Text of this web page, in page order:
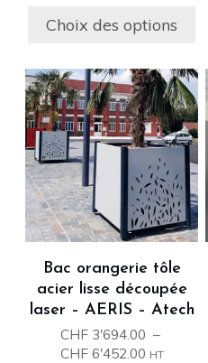
prix :
CHF
Choix des options
produit
Bac orangerie tôle
acier lisse découpée
laser – AERIS – Atech
CHF3'694.00 –
CHF6'452.00Plage
HT
Ce
produit
a
plusieurs
variations.
Les
options
peuvent
être
choisies
sur
la
page